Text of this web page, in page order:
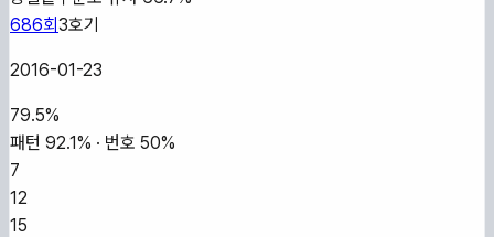
686회3호기
2016-01-23
79.5%
패턴 92.1% · 번호 50%
7
12
15